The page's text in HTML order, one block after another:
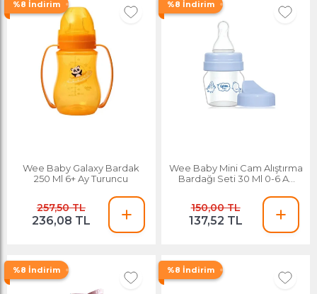
%8 İndirim
Wee Baby Galaxy Bardak
250 Ml 6+ Ay Turuncu
257,50 TL
236,08 TL
%8 İndirim
Wee Baby Mini Cam Alıştırma
Bardağı Seti 30 Ml 0-6 Ay
150,00 TL
137,52 TL
%8 İndirim %8 İndirim